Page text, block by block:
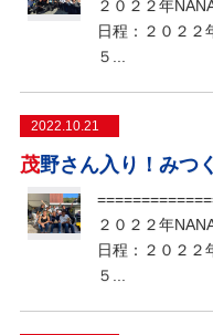
２０２２年
日程：２０２２
５...
2022.10.21
茂野さん入り！みつくにさ
２０２２年
日程：２０２２
５...